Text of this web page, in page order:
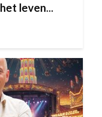
leven...